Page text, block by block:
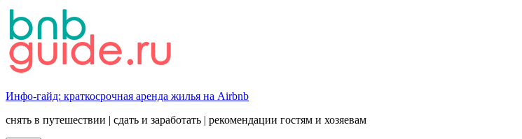
Перейти
содержимому
Инфо-гайд: краткосрочная аренда жилья на Airbnb
снять в путешествии | сдать и заработать | рекомендации гостям и хозяевам